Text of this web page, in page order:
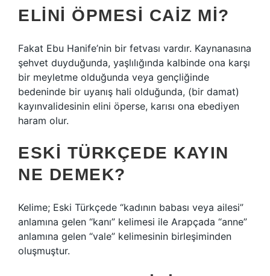
ELINI ÖPMESI CAIZ MI?
Fakat Ebu Hanife’nin bir fetvası vardır. Kaynanasına
şehvet duyduğunda, yaşlılığında kalbinde ona karşı
bir meyletme olduğunda veya gençliğinde
bedeninde bir uyanış hali olduğunda, (bir damat)
kayınvalidesinin elini öperse, karısı ona ebediyen
haram olur.
ESKI TÜRKÇEDE KAYIN
NE DEMEK?
Kelime; Eski Türkçede “kadının babası veya ailesi”
anlamına gelen “kanı” kelimesi ile Arapçada “anne”
anlamına gelen “vale” kelimesinin birleşiminden
oluşmuştur.